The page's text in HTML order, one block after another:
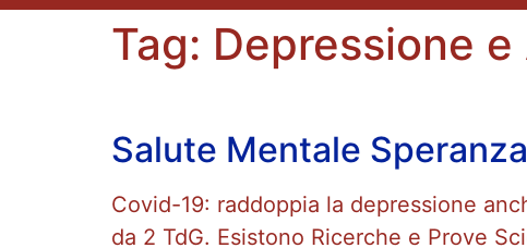
Tag: Depressione
Salute Mentale
Covid-19: raddoppia la depressione
da 2 TdG. Esistono Ricerche e Prove